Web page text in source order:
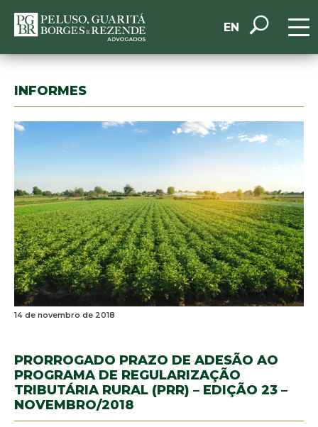
EN
INFORMES
14 de novembro de 2018
PRORROGADO PRAZO DE ADESÃO AO
PROGRAMA DE REGULARIZAÇÃO
TRIBUTÁRIA RURAL (PRR) – EDIÇÃO 23 –
NOVEMBRO/2018